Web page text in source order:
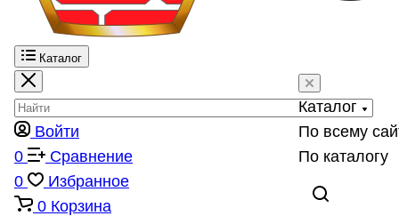
Каталог
Каталог
По всему
По каталогу
Войти
0
Сравнение
0
Избранное
0 Корзина